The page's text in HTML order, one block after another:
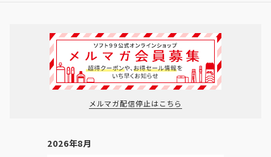
メルマガ配信停止はこちら
2026年8月